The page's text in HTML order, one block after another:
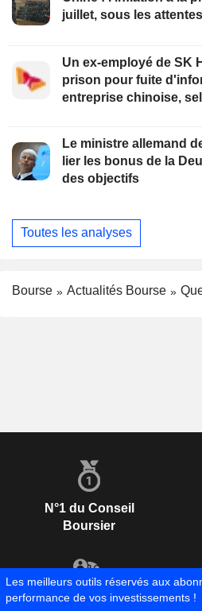
juillet, sous les attentes
Un ex-employé de SK
prison pour fuite
entreprise chinoise,
Le ministre allemand
lier les bonus de la
des objectifs
Toutes les analyses
Bourse Actualités Bourse
N°1 du Conseil
Boursier
Les meilleurs outils réservés aux
performance de vos investissements !